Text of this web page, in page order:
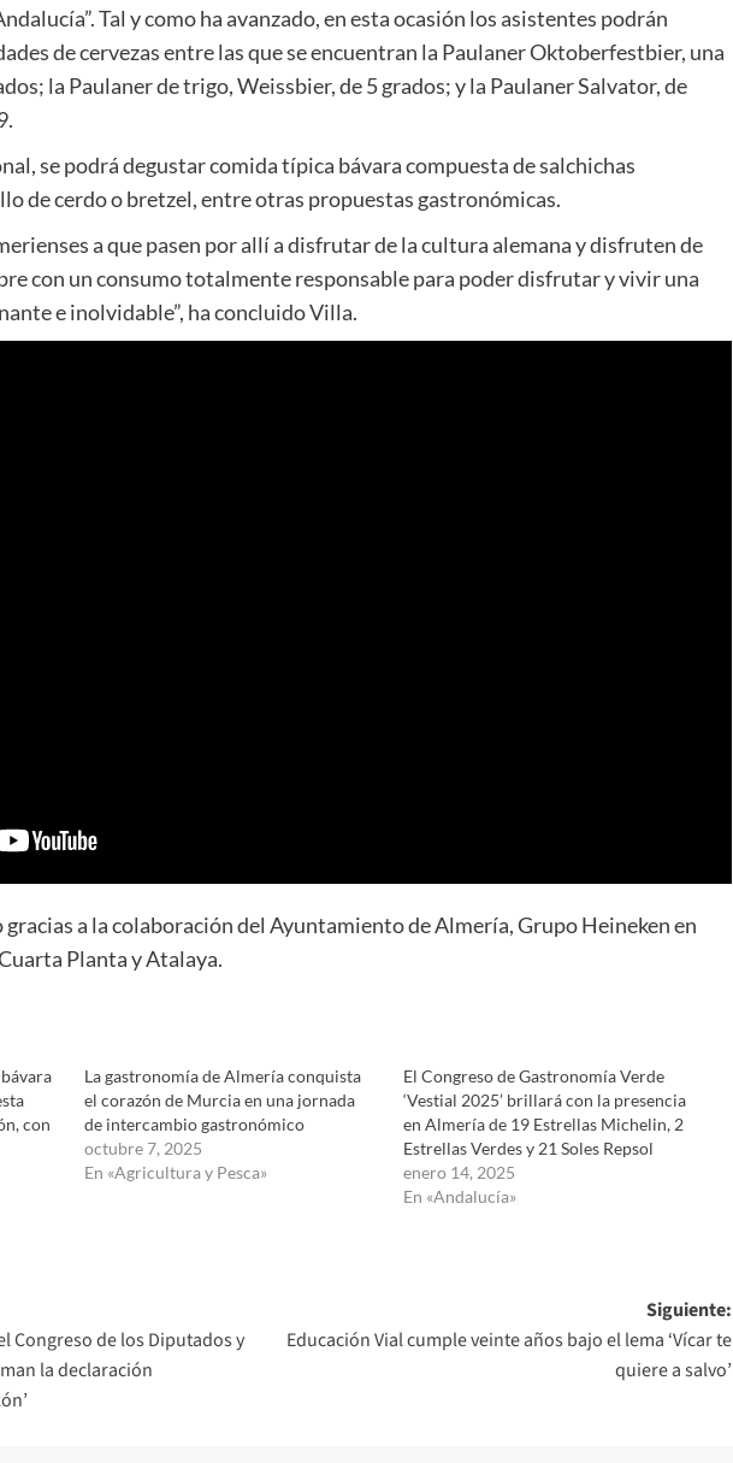
Tal y como ha avanzado, en esta ocasión los asistentes podrán
de cervezas entre las que se encuentran la Paulaner Oktoberfestbier, una
la Paulaner de trigo, Weissbier, de 5 grados; y la Paulaner Salvator, de
se podrá degustar comida típica bávara compuesta de salchichas
de cerdo o bretzel, entre otras propuestas gastronómicas.
a que pasen por allí a disfrutar de la cultura alemana y disfruten de
con un consumo totalmente responsable para poder disfrutar y vivir una
e inolvidable”, ha concluido Villa.
a la colaboración del Ayuntamiento de Almería, Grupo Heineken en
Planta y Atalaya.
con
La gastronomía de Almería conquista
el corazón de Murcia en una jornada
de intercambio gastronómico
octubre 7, 2025
En «Agricultura y Pesca»
El Congreso de Gastronomía Verde
‘Vestial 2025’ brillará con la presencia
en Almería de 19 Estrellas Michelin, 2
Estrellas Verdes y 21 Soles Repsol
enero 14, 2025
En «Andalucía»
Congreso de los Diputados y
la declaración
Siguiente:
Educación Vial cumple veinte años bajo el lema ‘Vícar te
quiere a salvo’